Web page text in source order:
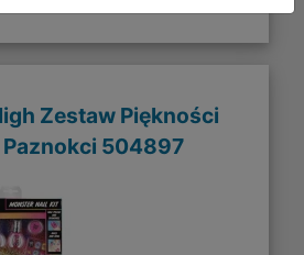
Zestaw Piękności
504897